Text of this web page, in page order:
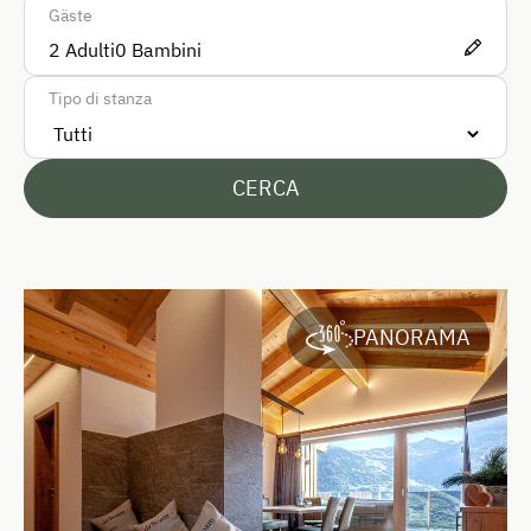
Sentieri tra le malge
Pattinaggio su ghiaccio
Equitazione con pony
Noleggio di biciclette
Equitazione
Campo da tennis
Parco naturale
Escursione di tipo avventuroso
Sport invernali
Camminata nordica
Gäste
2 Adulti0 Bambini
Tipo di stanza
CERCA
PANORAMA